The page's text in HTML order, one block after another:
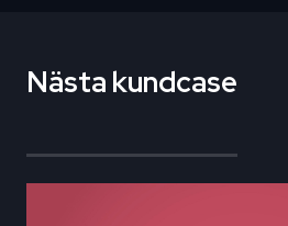
Nästa kundcase